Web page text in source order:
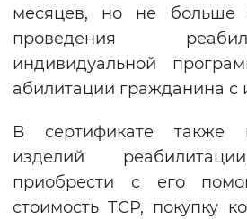
месяцев, но не больше
проведения
индивидуальной
абилитации гражданина с
В сертификате также
изделий
приобрести с его
стоимость ТСР, покупку